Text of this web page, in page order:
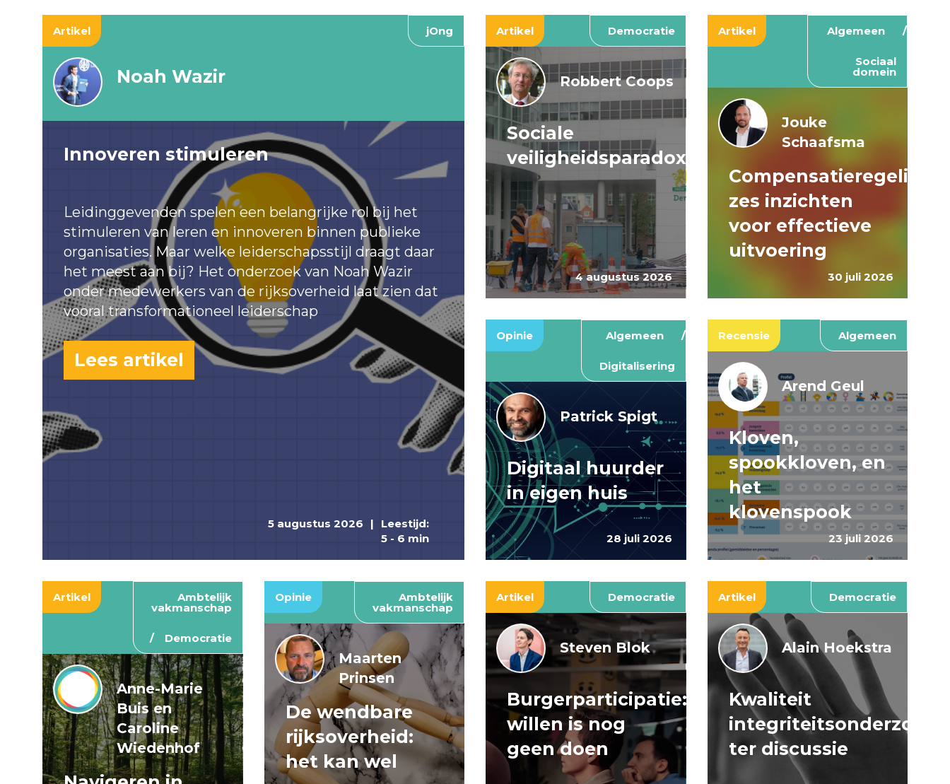
Artikel jOng
5 augustus 2026 |
Leestijd:
5 - 6 min
Noah Wazir
Innoveren stimuleren
Leidinggevenden spelen een belangrijke rol bij het
stimuleren van leren en innoveren binnen publieke
organisaties. Maar welke leiderschapsstijl draagt daar
het meest aan bij? Het onderzoek van Noah Wazir
onder medewerkers van de rijksoverheid laat zien dat
vooral transformationeel leiderschap
Lees artikel
Artikel Democratie
4 augustus 2026
Robbert Coops
Sociale
veiligheidsparadox
Artikel Algemeen
Sociaal
domein
30 juli 2026
Jouke
Schaafsma
zes inzichten
voor effectieve
uitvoering
Opinie Algemeen
Digitalisering
28 juli 2026
Patrick Spigt
Digitaal huurder
in eigen huis
Recensie Algemeen
23 juli 2026
Arend Geul
Kloven,
spookkloven, en
het
klovenspook
Artikel Ambtelijk
vakmanschap
Democratie
Anne-Marie
Buis en
Caroline
Wiedenhof
Opinie Ambtelijk
vakmanschap
Maarten
Prinsen
De wendbare
rijksoverheid:
het kan wel
Artikel Democratie
Steven Blok
Burgerparticipatie:
willen is nog
geen doen
Artikel Democratie
Alain Hoekstra
Kwaliteit
ter discussie